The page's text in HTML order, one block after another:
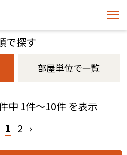
で探す
部屋単位で一覧
中 1件～10件 を表示
1 2 ›